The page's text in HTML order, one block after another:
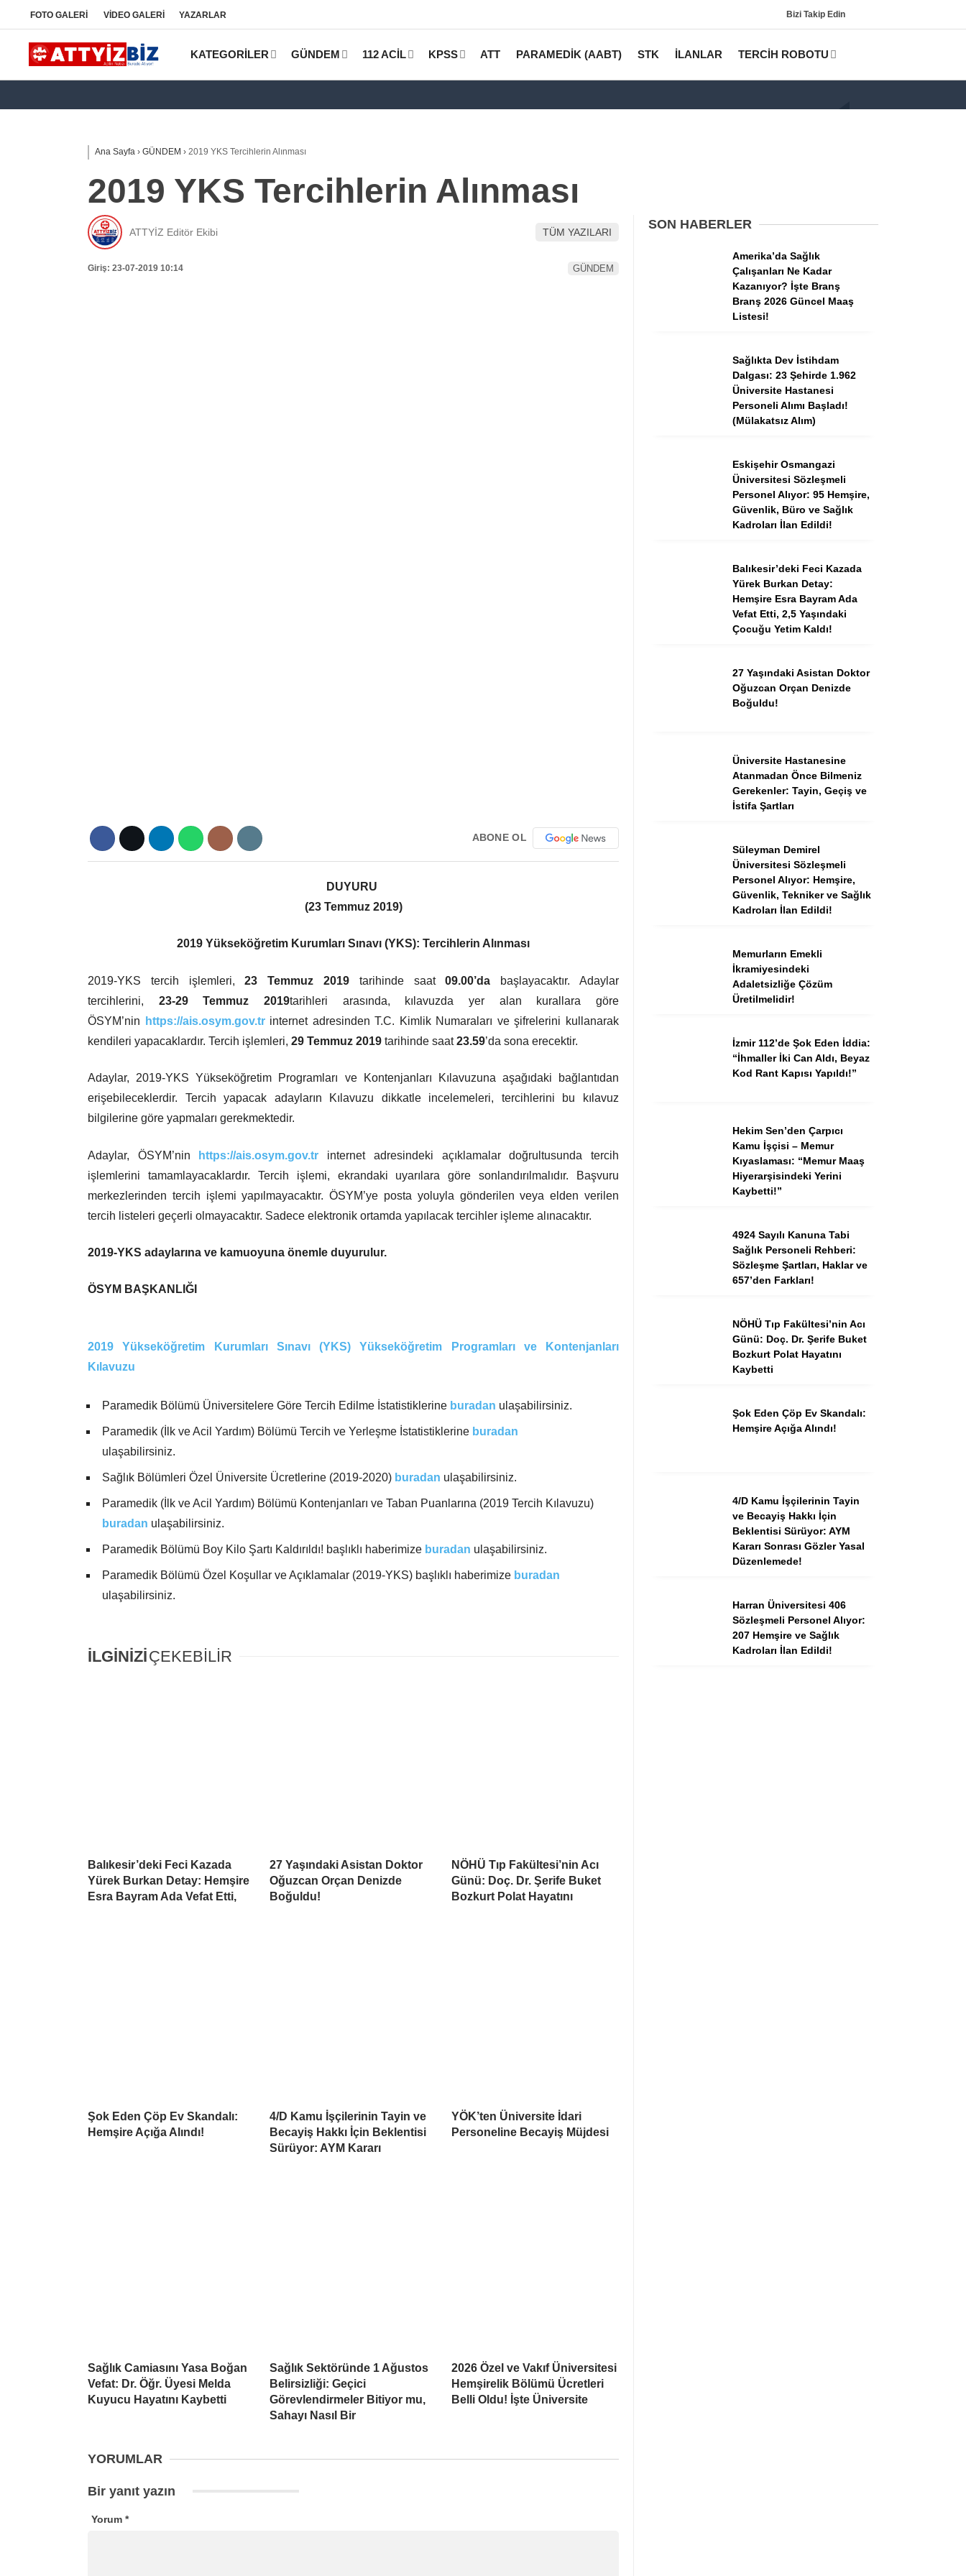
KPSS
Tercih Robotu (Lisans)
FOTO GALERİ VİDEO GALERİ YAZARLAR Bizi Takip Edin
KATEGORİLER GÜNDEM 112 ACİL KPSS ATT PARAMEDİK (AABT) STK İLANLAR TERCİH ROBOTU
Ana Sayfa › GÜNDEM › 2019 YKS Tercihlerin Alınması
2019 YKS Tercihlerin Alınması
ATTYİZ Editör Ekibi TÜM YAZILARI
Giriş: 23-07-2019 10:14 GÜNDEM
ABONE OL
DUYURU
(23 Temmuz 2019)
2019 Yükseköğretim Kurumları Sınavı (YKS): Tercihlerin Alınması
2019-YKS tercih işlemleri,23 Temmuz 2019 tarihinde saat09.00’da başlayacaktır. Adaylar
tercihlerini, 23-29 Temmuz 2019tarihleri arasında, kılavuzda yer alan kurallara göre
ÖSYM’nin
https://ais.osym.gov.trinternet adresinden T.C. Kimlik Numaraları ve şifrelerini kullanarak
kendileri yapacaklardır. Tercih işlemleri, 29 Temmuz 2019 tarihinde saat23.59’da sona erecektir.
Adaylar, 2019-YKS Yükseköğretim Programları ve Kontenjanları Kılavuzuna aşağıdaki bağlantıdan
erişebileceklerdir. Tercih yapacak adayların Kılavuzu dikkatle incelemeleri, tercihlerini bu kılavuz
bilgilerine göre yapmaları gerekmektedir.
Adaylar, ÖSYM’nin https://ais.osym.gov.tr internet adresindeki açıklamalar doğrultusunda tercih
işlemlerini tamamlayacaklardır. Tercih işlemi, ekrandaki uyarılara göre sonlandırılmalıdır. Başvuru
merkezlerinden tercih işlemi yapılmayacaktır. ÖSYM’ye posta yoluyla gönderilen veya elden verilen
tercih listeleri geçerli olmayacaktır. Sadece elektronik ortamda yapılacak tercihler işleme alınacaktır.
2019-YKS adaylarına ve kamuoyuna önemle duyurulur.
ÖSYM BAŞKANLIĞI
2019 Yükseköğretim Kurumları Sınavı (YKS) Yükseköğretim Programları ve Kontenjanları
Kılavuzu
Paramedik Bölümü Üniversitelere Göre Tercih Edilme İstatistiklerine buradan ulaşabilirsiniz.
Paramedik (İlk ve Acil Yardım) Bölümü Tercih ve Yerleşme İstatistiklerine buradan
ulaşabilirsiniz.
Sağlık Bölümleri Özel Üniversite Ücretlerine (2019-2020) buradan ulaşabilirsiniz.
Paramedik (İlk ve Acil Yardım) Bölümü Kontenjanları ve Taban Puanlarına (2019 Tercih Kılavuzu)
buradan ulaşabilirsiniz.
Paramedik Bölümü Boy Kilo Şartı Kaldırıldı! başlıklı haberimize buradan ulaşabilirsiniz.
Paramedik Bölümü Özel Koşullar ve Açıklamalar (2019-YKS) başlıklı haberimize buradan
ulaşabilirsiniz.
İLGİNİZİÇEKEBİLİR
Balıkesir’deki Feci Kazada
Yürek Burkan Detay: Hemşire
Esra Bayram Ada Vefat Etti,
27 Yaşındaki Asistan Doktor
Oğuzcan Orçan Denizde
Boğuldu!
NÖHÜ Tıp Fakültesi’nin Acı
Günü: Doç. Dr. Şerife Buket
Bozkurt Polat Hayatını
Şok Eden Çöp Ev Skandalı:
Hemşire Açığa Alındı!
4/D Kamu İşçilerinin Tayin ve
Becayiş Hakkı İçin Beklentisi
Sürüyor: AYM Kararı
YÖK’ten Üniversite İdari
Personeline Becayiş Müjdesi
Sağlık Camiasını Yasa Boğan
Vefat: Dr. Öğr. Üyesi Melda
Kuyucu Hayatını Kaybetti
Sağlık Sektöründe 1 Ağustos
Belirsizliği: Geçici
Görevlendirmeler Bitiyor mu,
Sahayı Nasıl Bir
2026 Özel ve Vakıf Üniversitesi
Hemşirelik Bölümü Ücretleri
Belli Oldu! İşte Üniversite
YORUMLAR
Bir yanıt yazın
Yorum *
SON HABERLER
Amerika’da Sağlık
Çalışanları Ne Kadar
Kazanıyor? İşte Branş
Branş 2026 Güncel Maaş
Listesi!
Sağlıkta Dev İstihdam
Dalgası: 23 Şehirde 1.962
Üniversite Hastanesi
Personeli Alımı Başladı!
(Mülakatsız Alım)
Eskişehir Osmangazi
Üniversitesi Sözleşmeli
Personel Alıyor: 95 Hemşire,
Güvenlik, Büro ve Sağlık
Kadroları İlan Edildi!
Balıkesir’deki Feci Kazada
Yürek Burkan Detay:
Hemşire Esra Bayram Ada
Vefat Etti, 2,5 Yaşındaki
Çocuğu Yetim Kaldı!
27 Yaşındaki Asistan Doktor
Oğuzcan Orçan Denizde
Boğuldu!
Üniversite Hastanesine
Atanmadan Önce Bilmeniz
Gerekenler: Tayin, Geçiş ve
İstifa Şartları
Süleyman Demirel
Üniversitesi Sözleşmeli
Personel Alıyor: Hemşire,
Güvenlik, Tekniker ve Sağlık
Kadroları İlan Edildi!
Memurların Emekli
İkramiyesindeki
Adaletsizliğe Çözüm
Üretilmelidir!
İzmir 112’de Şok Eden İddia:
“İhmaller İki Can Aldı, Beyaz
Kod Rant Kapısı Yapıldı!”
Hekim Sen’den Çarpıcı
Kamu İşçisi – Memur
Kıyaslaması: “Memur Maaş
Hiyerarşisindeki Yerini
Kaybetti!”
4924 Sayılı Kanuna Tabi
Sağlık Personeli Rehberi:
Sözleşme Şartları, Haklar ve
657’den Farkları!
NÖHÜ Tıp Fakültesi’nin Acı
Günü: Doç. Dr. Şerife Buket
Bozkurt Polat Hayatını
Kaybetti
Şok Eden Çöp Ev Skandalı:
Hemşire Açığa Alındı!
4/D Kamu İşçilerinin Tayin
ve Becayiş Hakkı İçin
Beklentisi Sürüyor: AYM
Kararı Sonrası Gözler Yasal
Düzenlemede!
Harran Üniversitesi 406
Sözleşmeli Personel Alıyor:
207 Hemşire ve Sağlık
Kadroları İlan Edildi!